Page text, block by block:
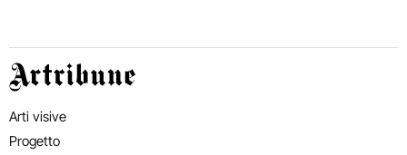
Artribune
Arti visive
Progetto